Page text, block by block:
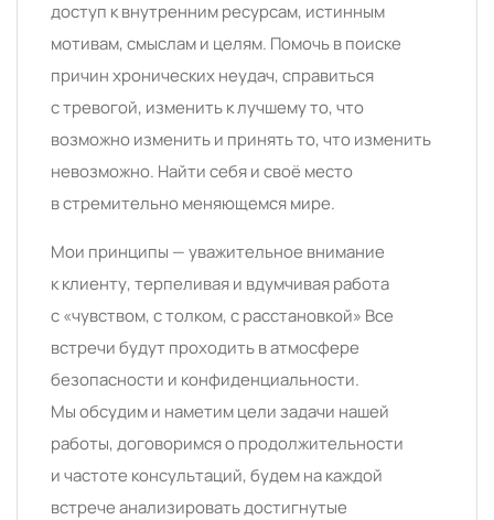
доступ к внутренним ресурсам, истинным
мотивам, смыслам и целям. Помочь в поиске
причин хронических неудач, справиться
с тревогой, изменить к лучшему то, что
возможно изменить и принять то, что изменить
невозможно. Найти себя и своё место
в стремительно меняющемся мире.
Мои принципы — уважительное внимание
к клиенту, терпеливая и вдумчивая работа
с «чувством, с толком, с расстановкой» Все
встречи будут проходить в атмосфере
безопасности и конфиденциальности.
Мы обсудим и наметим цели задачи нашей
работы, договоримся о продолжительности
и частоте консультаций, будем на каждой
встрече анализировать достигнутые